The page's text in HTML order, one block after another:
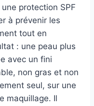
protection SPF
à prévenir les
tout en
: une peau plus
avec un fini
non gras et non
seul, sur une
maquillage. Il